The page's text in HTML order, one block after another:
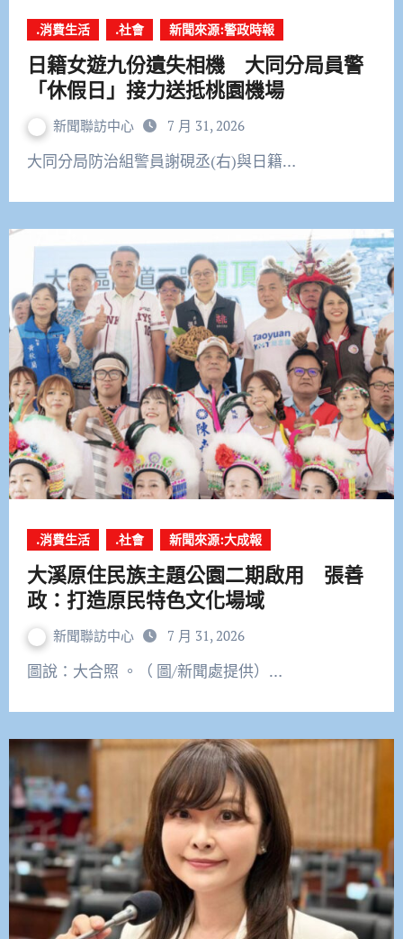
.消費生活 .社會 新聞來源:警政時報
日籍女遊九份遺失相機 大同分局員警
「休假日」接力送抵桃園機場
新聞聯訪中心 7 月 31, 2026
大同分局防治組警員謝硯丞(右)與日籍…
.消費生活 .社會 新聞來源:大成報
大溪原住民族主題公園二期啟用 張善
政：打造原民特色文化場域
新聞聯訪中心 7 月 31, 2026
圖說：大合照 。（ 圖/新聞處提供）…